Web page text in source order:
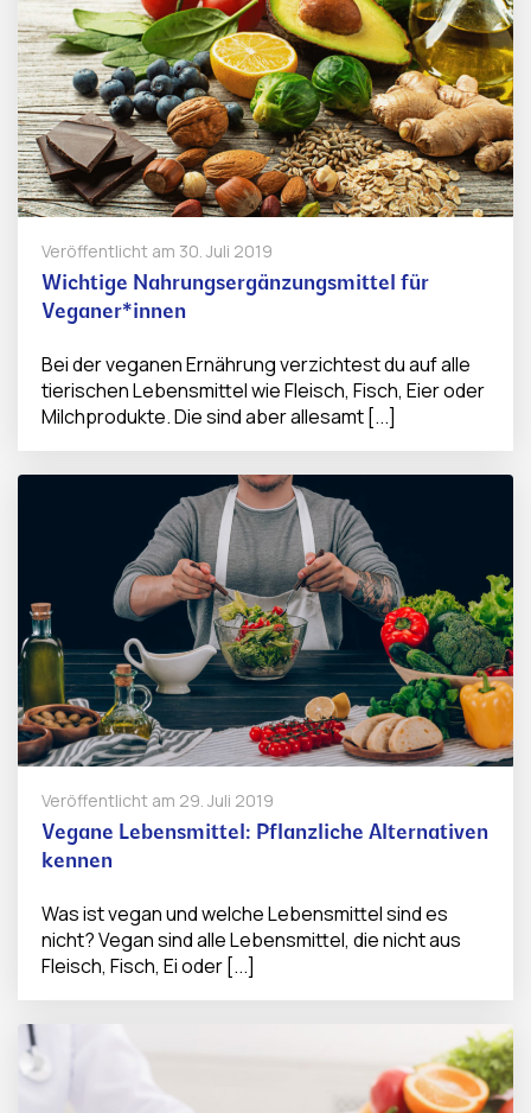
Veröffentlicht am 30. Juli 2019
Wichtige Nahrungsergänzungsmittel für
Veganer*innen
Bei der veganen Ernährung verzichtest du auf alle
tierischen Lebensmittel wie Fleisch, Fisch, Eier oder
Milchprodukte. Die sind aber allesamt [...]
Veröffentlicht am 29. Juli 2019
Vegane Lebensmittel: Pflanzliche Alternativen
kennen
Was ist vegan und welche Lebensmittel sind es
nicht? Vegan sind alle Lebensmittel, die nicht aus
Fleisch, Fisch, Ei oder [...]